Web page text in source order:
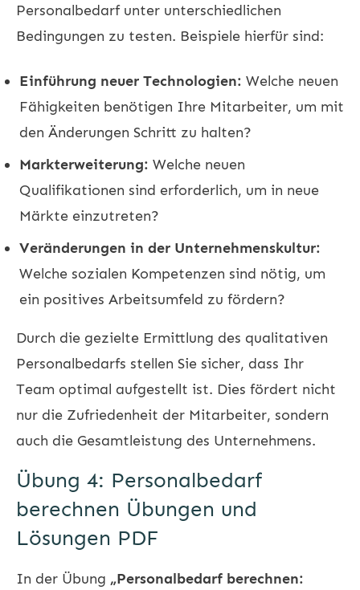
Personalbedarf unter unterschiedlichen
Bedingungen zu testen. Beispiele hierfür sind:
Einführung neuer Technologien: Welche neuen
Fähigkeiten benötigen Ihre Mitarbeiter, um mit
den Änderungen Schritt zu halten?
Markterweiterung: Welche neuen
Qualifikationen sind erforderlich, um in neue
Märkte einzutreten?
Veränderungen in der Unternehmenskultur:
Welche sozialen Kompetenzen sind nötig, um
ein positives Arbeitsumfeld zu fördern?
Durch die gezielte Ermittlung des qualitativen
Personalbedarfs stellen Sie sicher, dass Ihr
Team optimal aufgestellt ist. Dies fördert nicht
nur die Zufriedenheit der Mitarbeiter, sondern
auch die Gesamtleistung des Unternehmens.
Übung 4: Personalbedarf
berechnen Übungen und
Lösungen PDF
In der Übung „Personalbedarf berechnen: